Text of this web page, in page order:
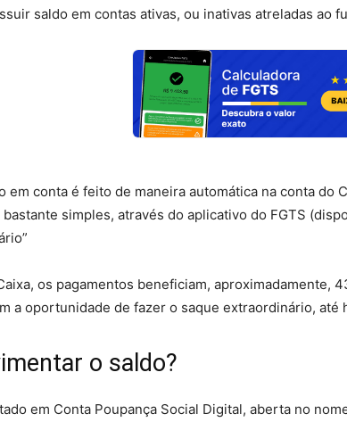
saldo em contas ativas, ou inativas atreladas ao
em conta é feito de maneira automática na conta do
simples, através do aplicativo do FGTS
os pagamentos beneficiam, aproximadamente,
a oportunidade de fazer o saque extraordinário, até
o saldo?
em Conta Poupança Social Digital, aberta no